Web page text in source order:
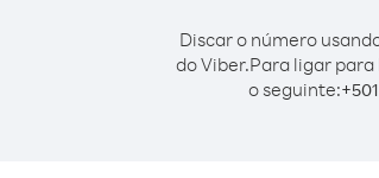
Discar o número
do Viber.Para ligar para
o seguinte:+501